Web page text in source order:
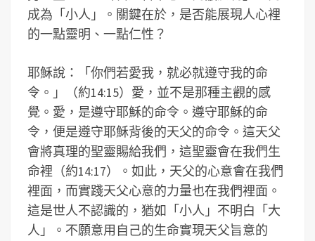
成為「小人」。關鍵在於，是否能展現人心裡
的一點靈明、一點仁性？
耶穌說：「你們若愛我，就必就遵守我的命
令。」（約14:15）愛，並不是那種主觀的感
覺。愛，是遵守耶穌的命令。遵守耶穌的命
令，便是遵守耶穌背後的天父的命令。這天父
會將真理的聖靈賜給我們，這聖靈會在我們生
命裡（約14:17）。如此，天父的心意會在我們
裡面，而實踐天父心意的力量也在我們裡面。
這是世人不認識的，猶如「小人」不明白「大
人」。不願意用自己的生命實現天父旨意的